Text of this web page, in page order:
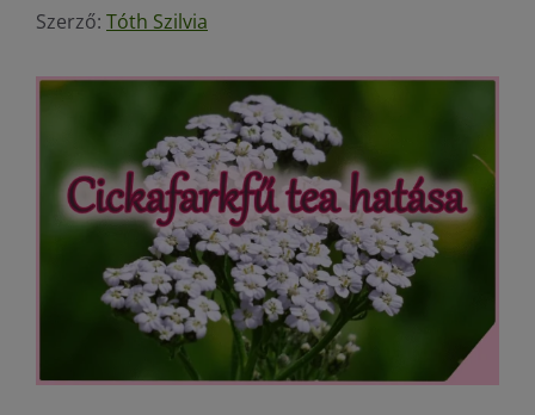
Szerző: Tóth Szilvia